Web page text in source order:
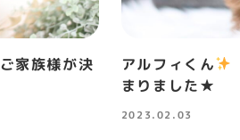
家族様が決
アルフィくん
まりました★
投稿日
2023.02.03